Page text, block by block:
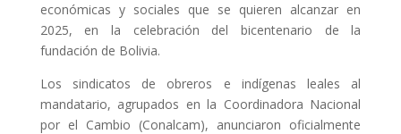
económicas y sociales que se quieren alcanzar en
2025, en la celebración del bicentenario de la
fundación de Bolivia.
Los sindicatos de obreros e indígenas leales al
mandatario, agrupados en la Coordinadora Nacional
por el Cambio (Conalcam), anunciaron oficialmente